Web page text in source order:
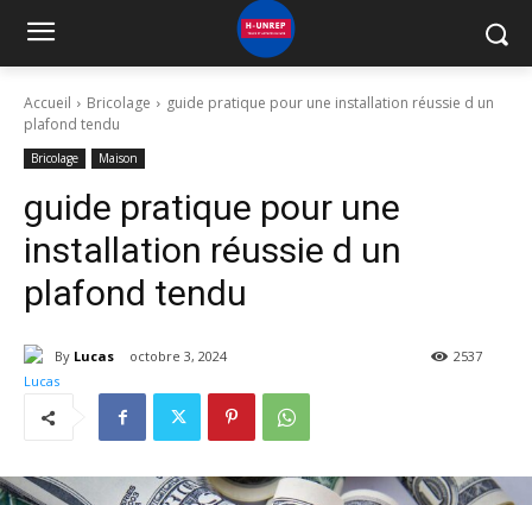
Accueil Bricolage
guide pratique pour une installation réussie d un
plafond tendu
Bricolage Maison
guide pratique pour une
installation réussie d un
plafond tendu
By Lucas octobre 3, 2024 2537